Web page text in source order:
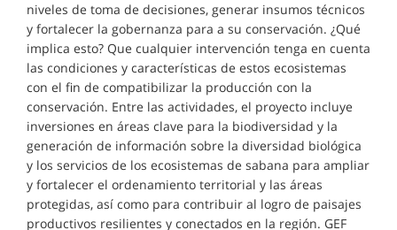
niveles de toma de decisiones, generar insumos técnicos
y fortalecer la gobernanza para a su conservación. ¿Qué
implica esto? Que cualquier intervención tenga en cuenta
las condiciones y características de estos ecosistemas
con el fin de compatibilizar la producción con la
conservación. Entre las actividades, el proyecto incluye
inversiones en áreas clave para la biodiversidad y la
generación de información sobre la diversidad biológica
y los servicios de los ecosistemas de sabana para ampliar
y fortalecer el ordenamiento territorial y las áreas
protegidas, así como para contribuir al logro de paisajes
productivos resilientes y conectados en la región. GEF